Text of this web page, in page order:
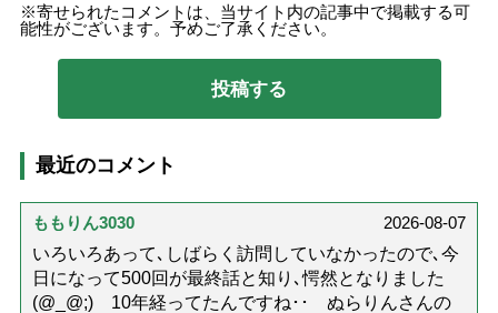
寄せられたコメントは、当サイト内の記事中で掲載する可
能性がございます。予めご了承ください。
最近のコメント
ももりん3030
2026-08-07
いろいろあって､しばらく訪問していなかったので､今
日になって500回が最終話と知り､愕然となりました
(@_@;) 10年経ってたんですね･･ ぬらりんさんの